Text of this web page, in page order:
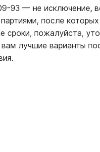
93 — не исключение,
после
пожалуйста,
лучшие варианты